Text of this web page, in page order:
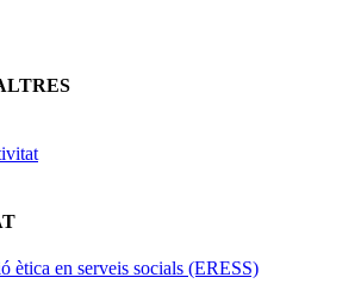
ètica en serveis socials (ERESS)